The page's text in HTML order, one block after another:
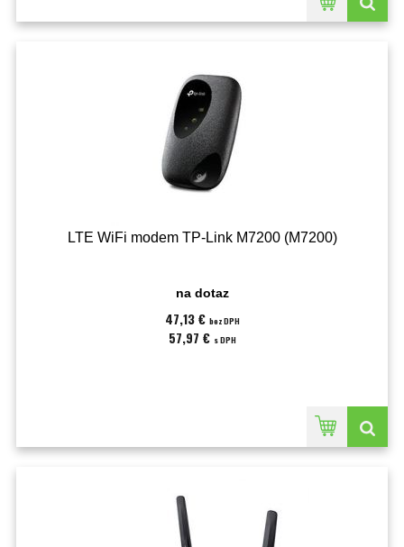
LTE WiFi modem TP-Link M7200 (M7200)
na dotaz
47,13 € bez DPH
57,97 € s DPH